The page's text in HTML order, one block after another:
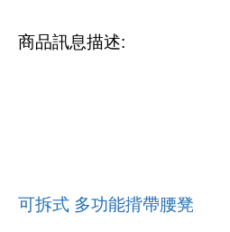
商品訊息描述:
可拆式 多功能揹帶腰凳